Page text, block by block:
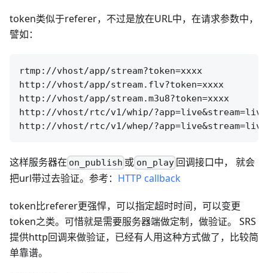
token类似于referer，不过是放在URL中，在请求参数中，
譬如：
rtmp://vhost/app/stream?token=xxxx
http://vhost/app/stream.flv?token=xxxx
http://vhost/app/stream.m3u8?token=xxxx
http://vhost/rtc/v1/whip/
这样服务器在 on_publish 或 on_play回调接口中， 就会
把url带过去验证。参考： HTTP callback
token比referer更强悍，可以指定超时时间，可以变更
token之类。可惜就是需要服务器端做定制，做验证。 SRS
提供http回调来做验证，已经有人用这种方式做了，比较简
单靠谱。